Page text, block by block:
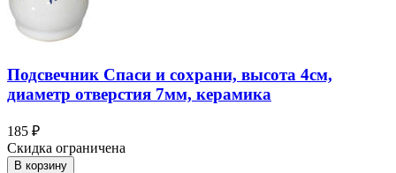
Подсвечник Спаси и сохрани, высота 4см,
диаметр отверстия 7мм, керамика
185 ₽
Скидка ограничена
В корзину